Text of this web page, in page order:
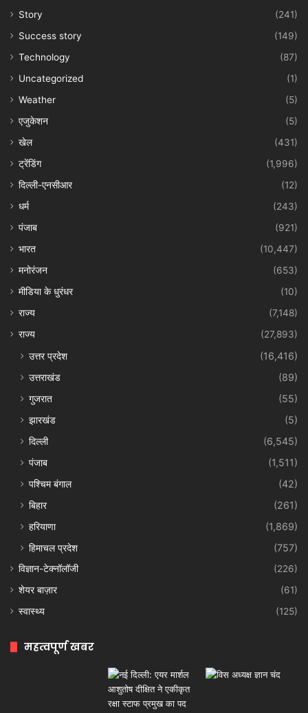
Story
(241)
Success story
(149)
Technology
(87)
Uncategorized
(1)
Weather
(5)
एजुकेशन
(5)
खेल
(431)
ट्रेंडिंग
(1,996)
दिल्ली-एनसीआर
(12)
धर्म
(243)
पंजाब
(921)
भारत
(10,447)
मनोरंजन
(653)
मीडिया के धुरंधर
(10)
राज्य
(7,148)
राज्य
(27,893)
उत्तर प्रदेश
(16,416)
उत्तराखंड
(89)
गुजरात
(55)
झारखंड
(5)
दिल्ली
(6,545)
पंजाब
(1,511)
पश्चिम बंगाल
(42)
बिहार
(261)
हरियाणा
(1,869)
हिमाचल प्रदेश
(757)
विज्ञान-टेक्नॉलॉजी
(226)
शेयर बाज़ार
(61)
स्वास्थ्य
(125)
महत्वपूर्ण खबर